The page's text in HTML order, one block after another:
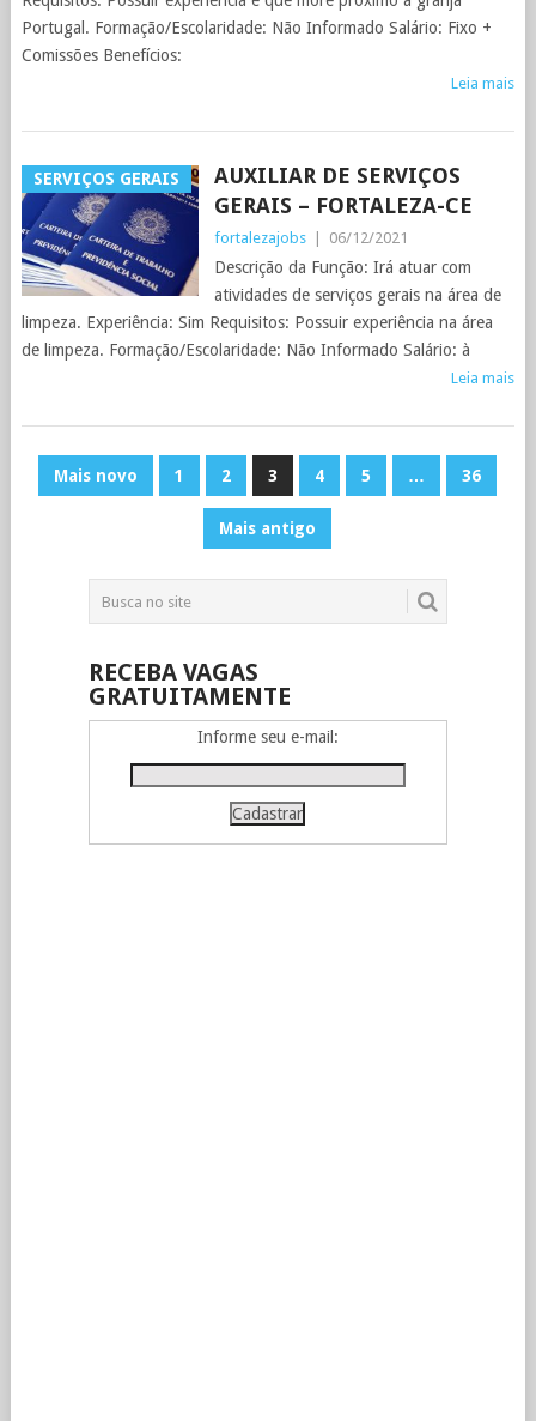
Portugal. Formação/Escolaridade: Não Informado Salário: Fixo +
Comissões Benefícios:
Leia mais
SERVIÇOS GERAIS
AUXILIAR DE SERVIÇOS
GERAIS – FORTALEZA-CE
fortalezajobs 06/12/2021
Descrição da Função: Irá atuar com
atividades de serviços gerais na área de
limpeza. Experiência: Sim Requisitos: Possuir experiência na área
de limpeza. Formação/Escolaridade: Não Informado Salário: à
Leia mais
PAGINAÇÃO
Mais novo 1 2 3 4 5 … 36
Mais antigo
RECEBA VAGAS
GRATUITAMENTE
Informe seu e-mail: